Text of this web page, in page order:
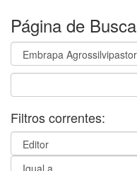
Página de Busca
Filtros correntes: